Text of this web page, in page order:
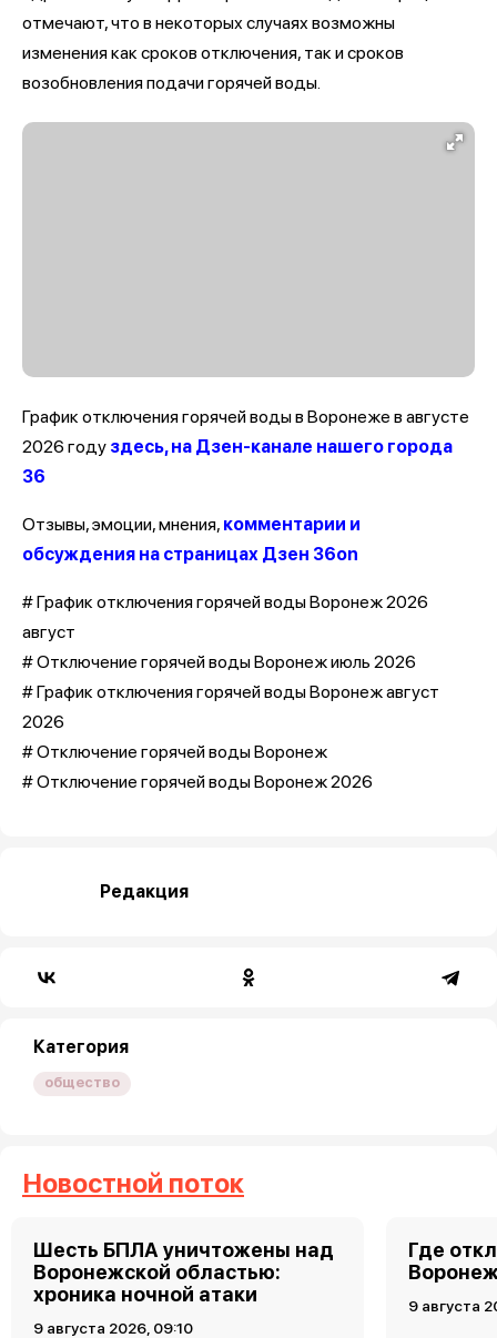
отмечают, что в некоторых случаях возможны
изменения как сроков отключения, так и сроков
возобновления подачи горячей воды.
График отключения горячей воды в Воронеже в августе
2026 году здесь, на Дзен-канале нашего города
36
Отзывы, эмоции, мнения, комментарии и
обсуждения на страницах Дзен 36on
# График отключения горячей воды Воронеж 2026
август
# Отключение горячей воды Воронеж июль 2026
# График отключения горячей воды Воронеж август
2026
# Отключение горячей воды Воронеж
# Отключение горячей воды Воронеж 2026
Редакция
Категория
общество
Новостной поток
Шесть БПЛА уничтожены над
Воронежской областью:
хроника ночной атаки
9 августа 2026, 09:10
Где
9 августа